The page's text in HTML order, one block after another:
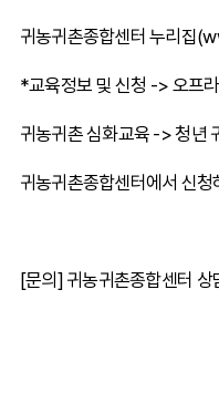
귀농귀촌종합센터 누리집
*교육정보 및 신청 -> 오프
귀농귀촌 심화교육 -> 청년
귀농귀촌종합센터에서 신
[문의] 귀농귀촌종합센터